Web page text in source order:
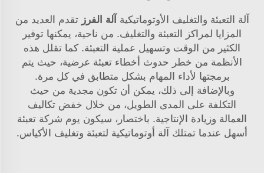
آلة التعبئة والتغليف الأوتوماتيكية آلة الفرزتقدم العديد من
المزايا لمراكز التعبئة والتغليف. من ناحية، يمكنها توفير
الكثير من الوقت وتسهيل عملية التعبئة. كما تقلل هذه
الأنظمة من خطر حدوث أخطاء تعبئة عرضية، حيث يتم
برمجتها لأداء المهام بشكل متطابق في كل مرة.
وبالإضافة إلى ذلك، يمكن أن تكون مجدية من حيث
التكلفة على المدى الطويل، من خلال خفض تكاليف
العمالة وزيادة الإنتاجية. باختصار، سيكون يوم شركة تعبئة
أسهل عندما تمتلك آلة أوتوماتيكية لتعبئة وتغليف الأكياس.